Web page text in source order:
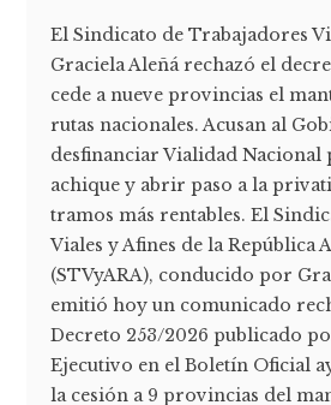
El Sindicato de Trabajadores
Graciela Aleñá rechazó el
cede a nueve provincias el
rutas nacionales. Acusan al
desfinanciar Vialidad Nacional
achique y abrir paso a la
tramos más rentables. El
Viales y Afines de la República
(STVyARA), conducido por
emitió hoy un comunicado
Decreto 253/2026 publicado
Ejecutivo en el Boletín Oficial
la cesión a 9 provincias del